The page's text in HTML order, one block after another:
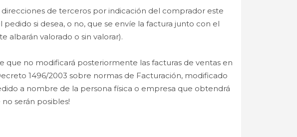
de terceros por indicación del comprador este
si desea, o no, que se envíe la factura junto con el
albarán valorado o sin valorar).
que no modificará posteriormente las facturas de ventas en
1496/2003 sobre normas de Facturación, modificado
a nombre de la persona física o empresa que obtendrá
serán posibles!